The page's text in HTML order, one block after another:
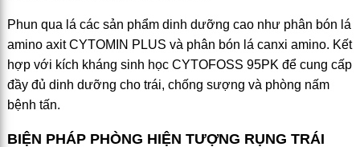
Phun qua lá các sản phẩm dinh dưỡng cao như phân bón lá
amino axit CYTOMIN PLUS và phân bón lá canxi amino. Kết
hợp với kích kháng sinh học CYTOFOSS 95PK để cung cấp
đầy đủ dinh dưỡng cho trái, chống sượng và phòng nấm
bệnh tấn.
BIỆN PHÁP PHÒNG HIỆN TƯỢNG RỤNG TRÁI